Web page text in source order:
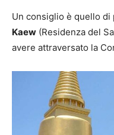
Un consiglio è quello di
Kaew (Residenza del
avere attraversato la